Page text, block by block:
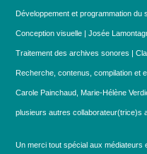
Développement et programmation du
Conception visuelle | Josée
Traitement des archives sonores |
Recherche, contenus, compilation et
Carole Painchaud, Marie-Hélène
plusieurs autres collaborateur(trice)s
Un merci tout spécial aux médiateurs